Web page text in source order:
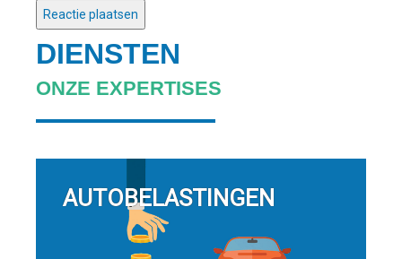
DIENSTEN
ONZE EXPERTISES
AUTOBELASTINGEN